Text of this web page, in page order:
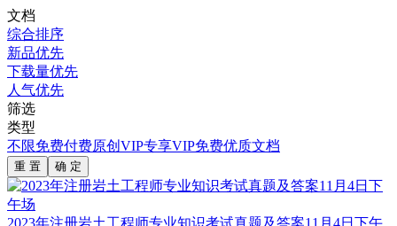
文档
综合排序
新品优先
下载量优先
人气优先
筛选
类型
不限免费付费原创 VIP专享VIP免费优质文档
重 置 确 定
2023年注册岩土工程师专业知识考试真题及答案11月4日下午